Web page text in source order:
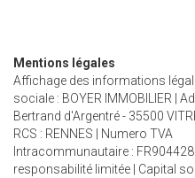
Mentions légales
Affichage des informations
sociale : BOYER IMMOBILIER |
Bertrand d'Argentré - 35500
RCS : RENNES | Numero TVA
Intracommunautaire :
responsabilité limitée | Capital